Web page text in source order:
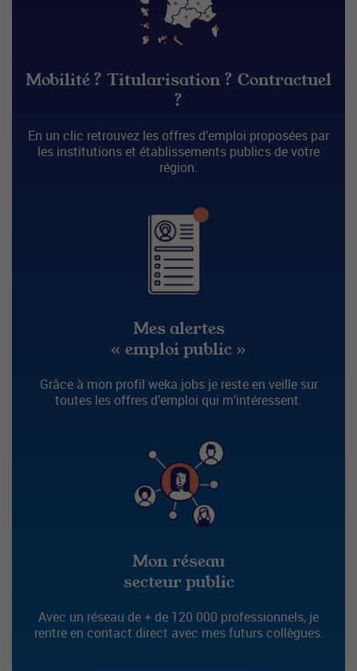
Mobilité ? Titularisation ? Contractuel
?
En un clic retrouvez les offres d’emploi proposées par
les institutions et établissements publics de votre
région.
Mes alertes
« emploi public »
Grâce à mon profil weka.jobs je reste en veille sur
toutes les offres d’emploi qui m’intéressent.
Mon réseau
secteur public
Avec un réseau de + de 120 000 professionnels, je
rentre en contact direct avec mes futurs collègues.